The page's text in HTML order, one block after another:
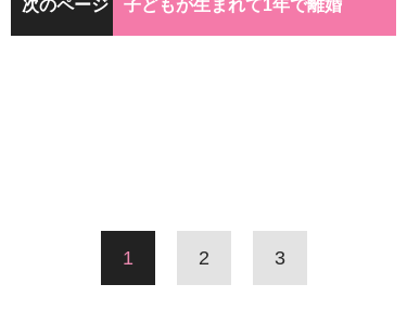
次のページ 子どもが生まれて1年で離婚
1 2 3